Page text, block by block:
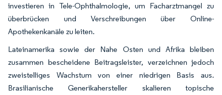
investieren in Tele-Ophthalmologie, um Facharztmangel zu
überbrücken und Verschreibungen über Online-
Apothekenkanäle zu leiten.
Lateinamerika sowie der Nahe Osten und Afrika bleiben
zusammen bescheidene Beitragsleister, verzeichnen jedoch
zweistelliges Wachstum von einer niedrigen Basis aus.
Brasilianische Generikahersteller skalieren topische